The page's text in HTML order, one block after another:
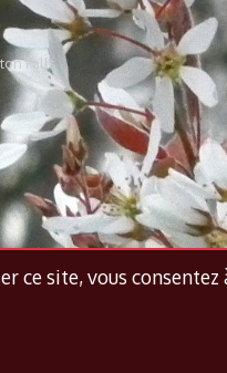
ce site, vous
Falls